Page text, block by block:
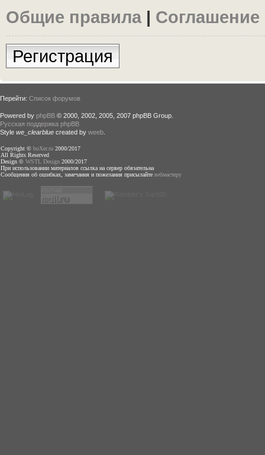
Общие правила |
Регистрация
Перейти: Список форумов
Powered by phpBB © 2000, 2002, 2005, 2007 phpBB Group.
Русская поддержка phpBB
Style we_clearblue created by weeb
Copyright © boXer.ru 2000/2017
All Rights Reserved
Design © WSTL Design 2000/2017
При использовании материалов ссылка на сервер обязательна
Сообщения об ошибках, замечания и пожелания присылайте вебмастеру